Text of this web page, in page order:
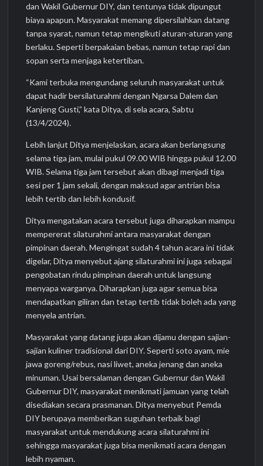
dan Wakil Gubernur DIY, dan tentunya tidak dipungut
biaya apapun. Masyarakat memang dipersilahkan datang
tanpa syarat, namun tetap mengikuti aturan-aturan yang
berlaku. Seperti berpakaian bebas, namun tetap rapi dan
sopan serta menjaga ketertiban.
“Kami terbuka mengundang seluruh masyarakat untuk
dapat hadir bersilaturahmi dengan Ngarsa Dalem dan
Kanjeng Gusti,” kata Ditya, di sela acara, Sabtu
(13/4/2024).
Lebih lanjut Ditya menjelaskan, acara akan berlangsung
selama tiga jam, mulai pukul 09.00 WIB hingga pukul 12.00
WIB. Selama tiga jam tersebut akan dibagi menjadi tiga
sesi per 1 jam sekali, dengan maksud agar antrian bisa
lebih tertib dan lebih kondusif.
Ditya mengatakan acara tersebut juga diharapkan mampu
mempererat silaturahmi antara masyarakat dengan
pimpinan daerah. Mengingat sudah 4 tahun acara ini tidak
digelar, Ditya menyebut ajang silaturahmi ini juga sebagai
pengobatan rindu pimpinan daerah untuk langsung
menyapa warganya. Diharapkan juga agar semua bisa
mendapatkan giliran dan tetap tertib tidak boleh ada yang
menyela antrian.
Masyarakat yang datang juga akan dijamu dengan sajian-
sajian kuliner tradisional dari DIY. Seperti soto ayam, mie
jawa goreng/rebus, nasi liwet, aneka jenang dan aneka
minuman. Usai bersalaman dengan Gubernur dan Wakil
Gubernur DIY, masyarakat menikmati jamuan yang telah
disediakan secara prasmanan. Ditya menyebut Pemda
DIY berupaya memberikan suguhan terbaik bagi
masyarakat untuk mendukung acara silaturahmi ini
sehingga masyarakat juga bisa menikmati acara dengan
lebih nyaman.